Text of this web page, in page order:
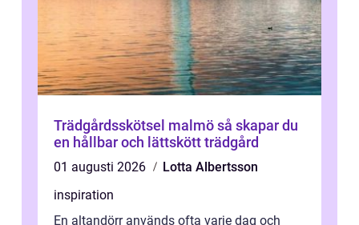
Trädgårdsskötsel malmö så skapar du
en hållbar och lättskött trädgård
01 augusti 2026
Lotta Albertsson
inspiration
En altandörr används ofta varje dag och